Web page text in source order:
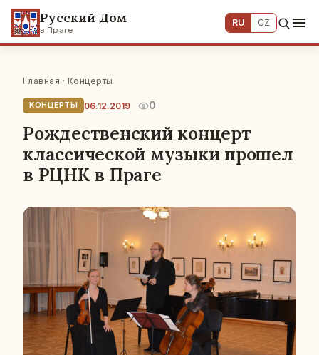
Русский Дом
в Праге
RU CZ
Главная · Концерты
КОНЦЕРТЫ 06.12.2019 0
Рождественский концерт
классической музыки прошел
в РЦНК в Праге